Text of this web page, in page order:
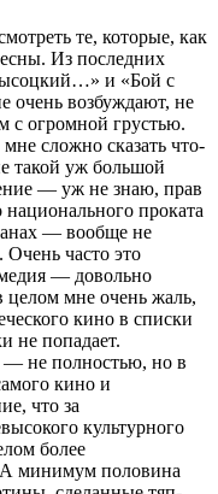
те, которые, как
Из последних
и «Бой с
очень возбуждают, не
с огромной грустью.
сложно сказать что-
такой уж большой
— уж не знаю, прав
проката
— вообще не
часто это
— довольно
мне очень жаль,
кино в списки
не попадает.
— не полностью, но в
кино и
что за
культурного
более
А минимум половина